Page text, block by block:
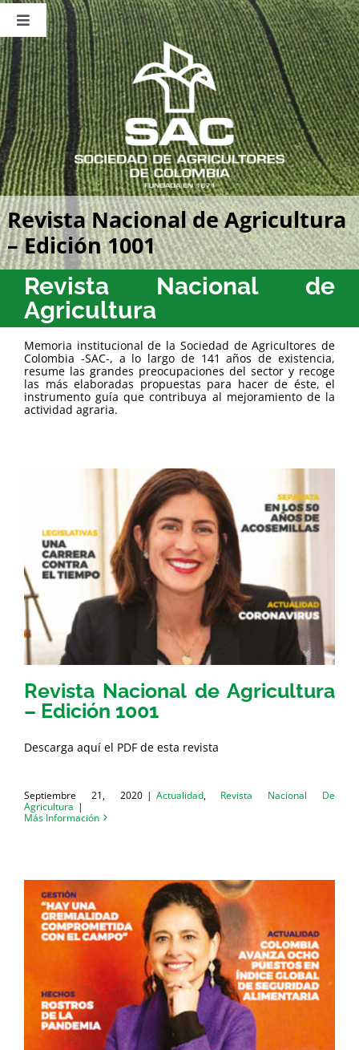
Saltar
contenido
Toggle
Navigation
Nosotros
Publicaciones
Sala de Prensa
Eventos
Revista Nacional de Agricultura
– Edición 1001
Revista Nacional de
Agricultura
Memoria institucional de la Sociedad de Agricultores de
Colombia -SAC-, a lo largo de 141 años de existencia,
resume las grandes preocupaciones del sector y recoge
las más elaboradas propuestas para hacer de éste, el
instrumento guía que contribuya al mejoramiento de la
actividad agraria.
Revista Nacional de Agricultura
– Edición 1001
Descarga aquí el PDF de esta revista
Septiembre 21, 2020 | Actualidad, Revista Nacional De
Agricultura |
Más Información